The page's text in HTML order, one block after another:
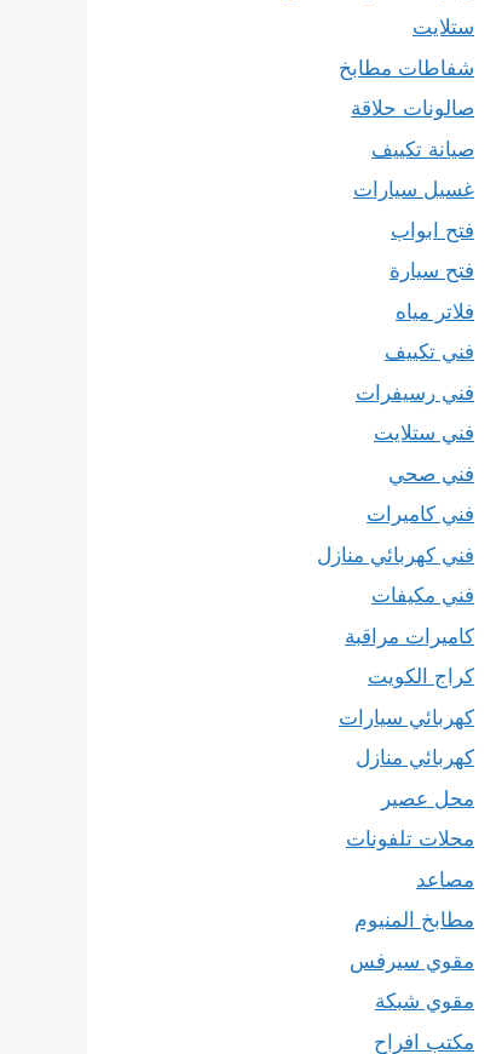
ستلايت
شفاطات مطابخ
صالونات حلاقة
صيانة تكييف
غسيل سيارات
فتح ابواب
فتح سيارة
فلاتر مياه
فني تكييف
فني رسيفرات
فني ستلايت
فني صحي
فني كاميرات
فني كهربائي منازل
فني مكيفات
كاميرات مراقبة
كراج الكويت
كهربائي سيارات
كهربائي منازل
محل عصير
محلات تلفونات
مصاعد
مطابخ المنيوم
مقوي سيرفس
مقوي شبكة
مكتب افراح